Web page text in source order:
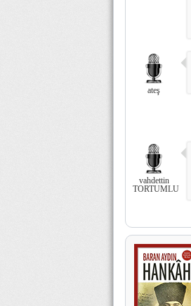
ateş
vahdettin
TORTUMLU